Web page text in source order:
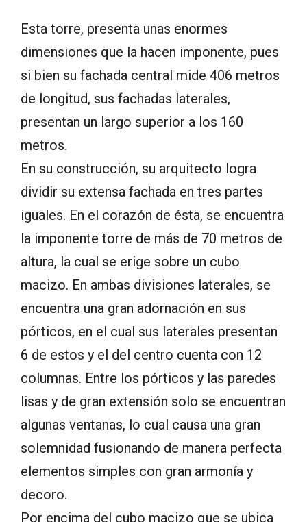
Esta torre, presenta unas enormes
dimensiones que la hacen imponente, pues
si bien su fachada central mide 406 metros
de longitud, sus fachadas laterales,
presentan un largo superior a los 160
metros.
En su construcción, su arquitecto logra
dividir su extensa fachada en tres partes
iguales. En el corazón de ésta, se encuentra
la imponente torre de más de 70 metros de
altura, la cual se erige sobre un cubo
macizo. En ambas divisiones laterales, se
encuentra una gran adornación en sus
pórticos, en el cual sus laterales presentan
6 de estos y el del centro cuenta con 12
columnas. Entre los pórticos y las paredes
lisas y de gran extensión solo se encuentran
algunas ventanas, lo cual causa una gran
solemnidad fusionando de manera perfecta
elementos simples con gran armonía y
decoro.
Por encima del cubo macizo que se ubica